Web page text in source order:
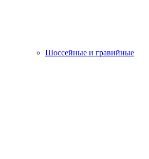
Шоссейные и гравийные